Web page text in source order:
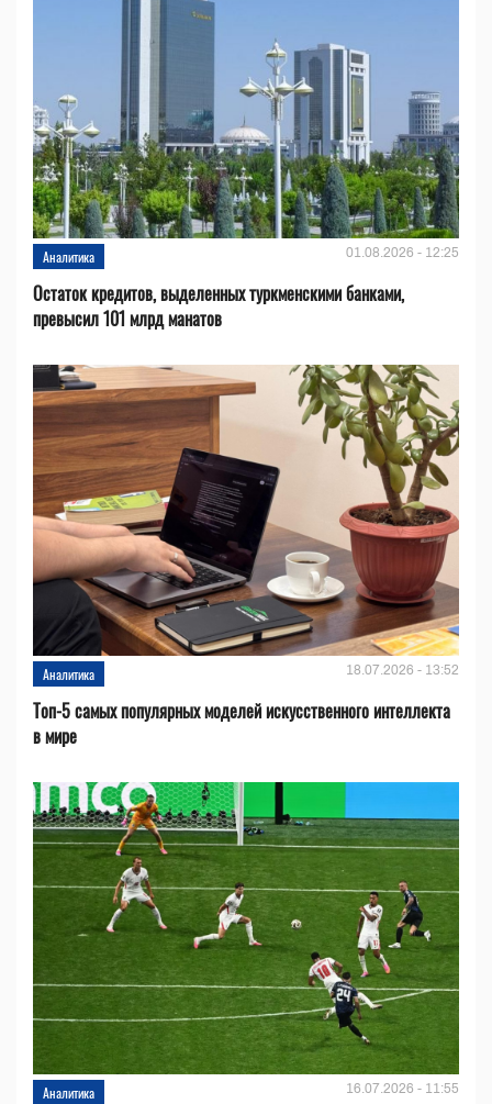
Аналитика 01.08.2026 - 12:25
Остаток кредитов, выделенных туркменскими банками,
превысил 101 млрд манатов
Аналитика 18.07.2026 - 13:52
Топ-5 самых популярных моделей искусственного интеллекта
в мире
Аналитика 16.07.2026 - 11:55